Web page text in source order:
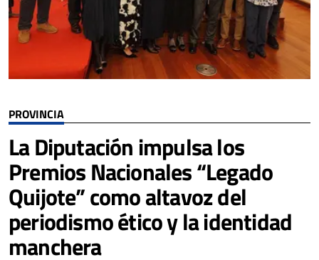
PROVINCIA
La Diputación impulsa los
Premios Nacionales “Legado
Quijote” como altavoz del
periodismo ético y la identidad
manchera